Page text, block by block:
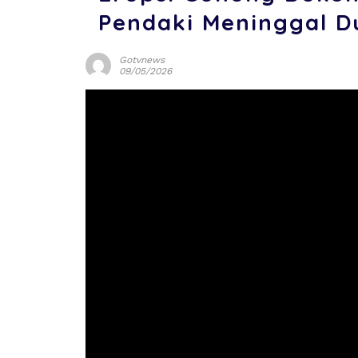
Pendaki Meninggal
Gotvnews
09/05/2026